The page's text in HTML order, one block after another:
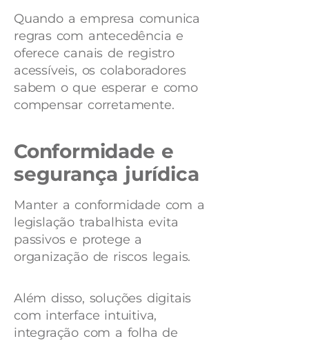
Quando a empresa comunica
regras com antecedência e
oferece canais de registro
acessíveis, os colaboradores
sabem o que esperar e como
compensar corretamente.
Conformidade e
segurança jurídica
Manter a conformidade com a
legislação trabalhista evita
passivos e protege a
organização de riscos legais.
Além disso, soluções digitais
com interface intuitiva,
integração com a folha de